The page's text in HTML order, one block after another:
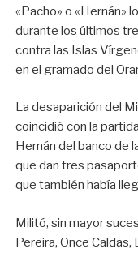
«Pacho» o «Hernán»
durante los últimos
contra las Islas
en el gramado del
La desaparición del
coincidió con la
Hernán del banco de
que dan tres
que también había
Militó, sin mayor
Pereira, Once